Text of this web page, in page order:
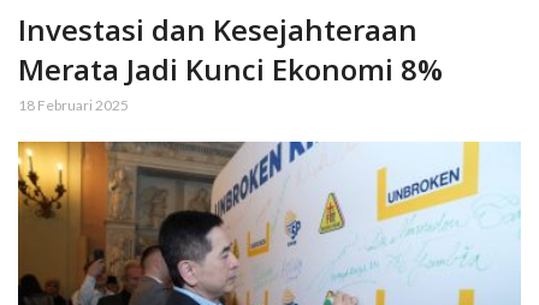
Investasi dan Kesejahteraan
Merata Jadi Kunci Ekonomi 8%
18 Februari 2025